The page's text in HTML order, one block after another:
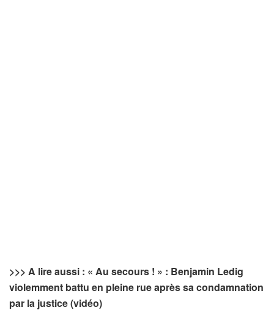
>>> A lire aussi : « Au secours ! » : Benjamin Ledig
violemment battu en pleine rue après sa condamnation
par la justice (vidéo)